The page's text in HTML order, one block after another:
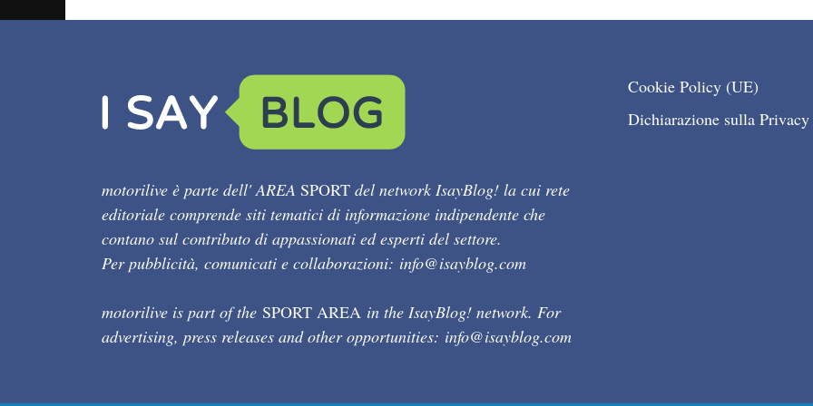
motorilive è parte dell' AREA SPORT del network IsayBlog! la cui rete
editoriale comprende siti tematici di informazione indipendente che
contano sul contributo di appassionati ed esperti del settore.
Per pubblicità, comunicati e collaborazioni: info@isayblog.com
motorilive is part of the SPORT AREA in the IsayBlog! network. For
advertising, press releases and other opportunities: info@isayblog.com
Cookie Policy (UE)
Dichiarazione sulla